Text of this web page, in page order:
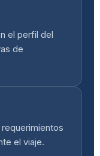
el perfil del
de
el viaje.